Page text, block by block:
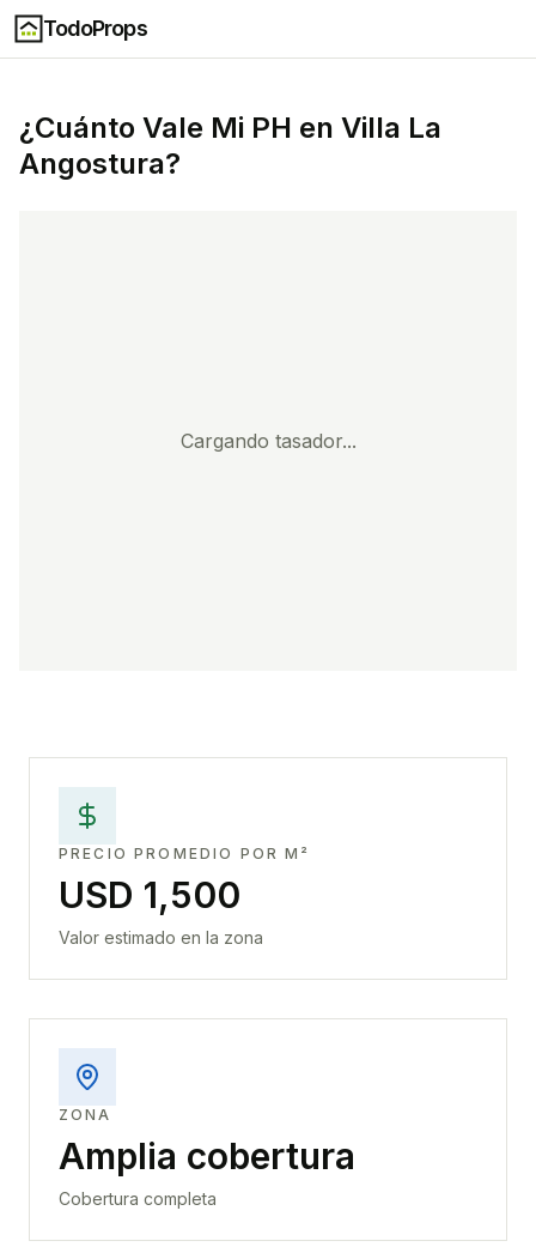
TodoProps
¿Cuánto Vale Mi PH en Villa La
Angostura?
Cargando tasador...
PRECIO PROMEDIO POR M²
USD 1,500
Valor estimado en la zona
ZONA
Amplia cobertura
Cobertura completa